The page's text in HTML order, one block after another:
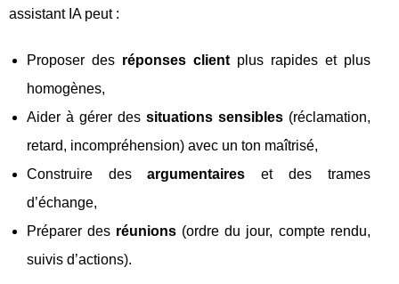
assistant IA peut :
Proposer des réponses clientplus rapides et plus
homogènes,
Aider à gérer des situations sensibles(réclamation,
retard, incompréhension) avec un ton maîtrisé,
Construire desargumentaires et des trames
d’échange,
Préparer des réunions (ordre du jour, compte rendu,
suivis d’actions).